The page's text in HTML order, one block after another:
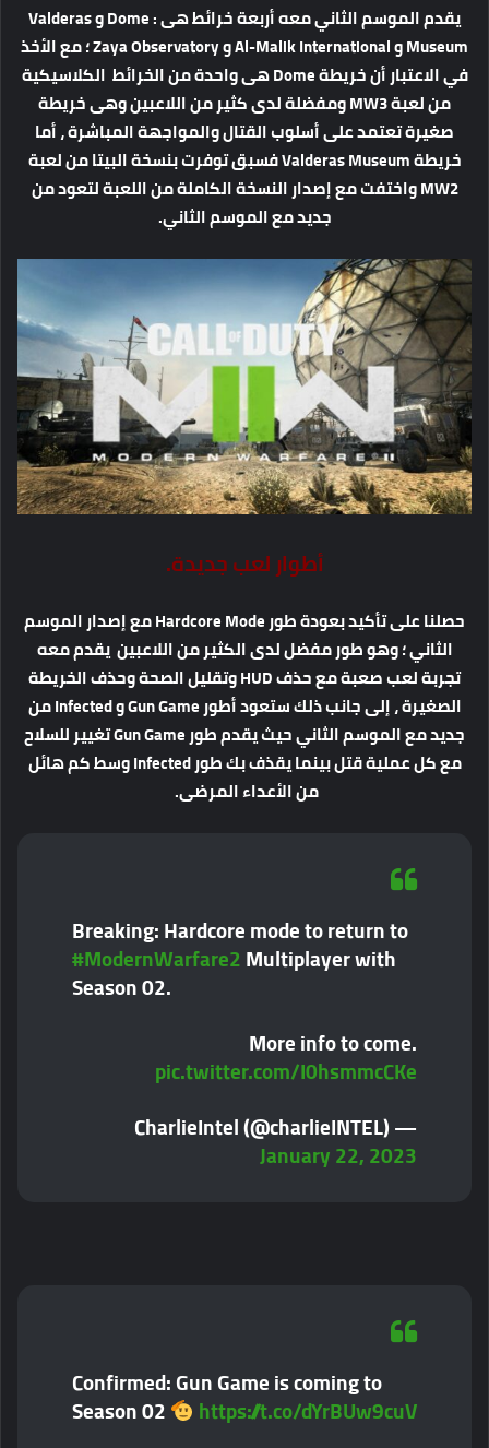
يقدم الموسم الثاني معه أربعة خرائط هى : Dome و Valderas
Museum و Al-Malik International و Zaya Observatory ؛ مع الأخذ
في الاعتبار أن خريطة Dome هى واحدة من الخرائط الكلاسيكية
من لعبة MW3 ومفضلة لدى كثير من اللاعبين وهى خريطة
صغيرة تعتمد على أسلوب القتال والمواجهة المباشرة ، أما
خريطة Valderas Museum فسبق توفرت بنسخة البيتا من لعبة
MW2 واختفت مع إصدار النسخة الكاملة من اللعبة لتعود من
جديد مع الموسم الثاني.
أطوار لعب جديدة.
حصلنا على تأكيد بعودة طور Hardcore Mode مع إصدار الموسم
الثاني ؛ وهو طور مفضل لدى الكثير من اللاعبين يقدم معه
تجربة لعب صعبة مع حذف HUD وتقليل الصحة وحذف الخريطة
الصغيرة ، إلى جانب ذلك ستعود أطور Gun Game و Infected من
جديد مع
الموسم الثاني حيث يقدم طور Gun Game تغيير للسلاح
مع كل عملية قتل بينما يقذف بك طور Infected وسط كم هائل
من الأعداء المرضى.
Breaking: Hardcore mode to return to
#ModernWarfare2Multiplayer with
Season 02.
More info to come.
pic.twitter.com/I0hsmmcCKe
— CharlieIntel (@charlieINTEL)
January 22, 2023
Confirmed: Gun Game is coming to
Season 02
https://t.co/dYrBUw9cuV